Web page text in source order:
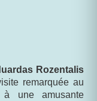
Rozentalis
remarquée au
une amusante